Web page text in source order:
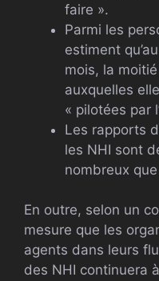
faire ».
Parmi les
estiment
mois, la
auxquelles
« pilotées par
Les rapports
les NHI sont
nombreux
En outre, selon un
mesure que les
agents dans leurs
des NHI continuera